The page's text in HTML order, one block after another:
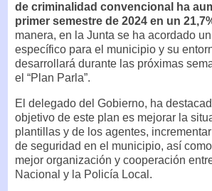
de criminalidad convencional ha
primer semestre de 2024 en un
manera, en la Junta se ha acordado
específico para el municipio y su
desarrollará durante las próximas
el “Plan Parla”.
El delegado del Gobierno, ha
objetivo de este plan es mejorar la
plantillas y de los agentes,
de seguridad en el municipio, así
mejor organización y cooperación
Nacional y la Policía Local.